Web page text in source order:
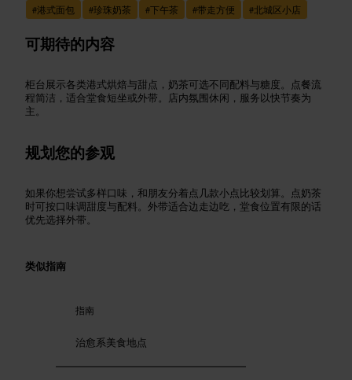
#港式面包 #珍珠奶茶 #下午茶 #带走方便 #北城区小店
可期待的内容
柜台展示各类港式烘焙与甜点，奶茶可选不同配料与糖度。点餐流
程简洁，适合堂食短坐或外带。店内氛围休闲，服务以快节奏为
主。
规划您的参观
如果你想尝试多样口味，和朋友分着点几款小点比较划算。点奶茶
时可按口味调甜度与配料。外带适合边走边吃，堂食位置有限的话
优先选择外带。
类似指南
指南
治愈系美食地点